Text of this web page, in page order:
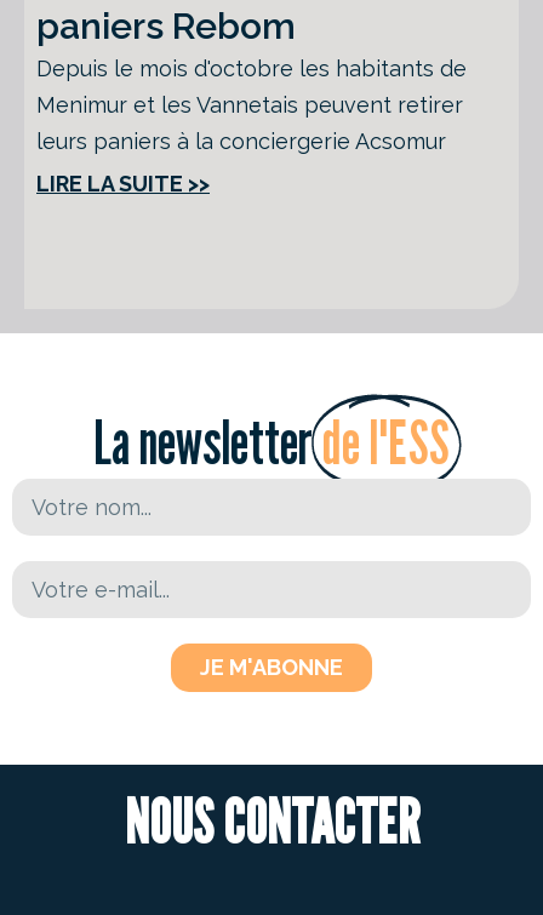
paniers Rebom
Depuis le mois d'octobre les habitants de
Menimur et les Vannetais peuvent retirer
leurs paniers à la conciergerie Acsomur
LIRE LA SUITE >>
La newsletterde l'ESS
JE M'ABONNE
NOUS CONTACTER